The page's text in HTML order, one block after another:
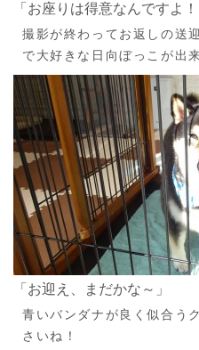
「お座りは得意なんですよ！
撮影が終わってお返しの送
で大好きな日向ぼっこが出
「お迎え、まだかな～」
青いバンダナが良く似合う
さいね！